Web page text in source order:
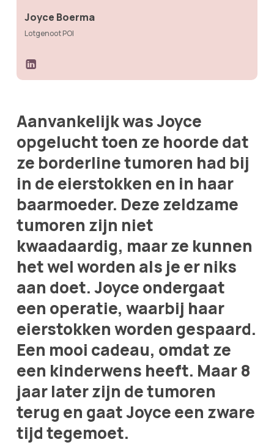
Joyce Boerma
Lotgenoot POI
Aanvankelijk was Joyce
opgelucht toen ze hoorde dat
ze borderline tumoren had bij
in de eierstokken en in haar
baarmoeder. Deze zeldzame
tumoren zijn niet
kwaadaardig, maar ze kunnen
het wel worden als je er niks
aan doet. Joyce ondergaat
een operatie, waarbij haar
eierstokken worden gespaard.
Een mooi cadeau, omdat ze
een kinderwens heeft. Maar 8
jaar later zijn de tumoren
terug en gaat Joyce een zware
tijd tegemoet.